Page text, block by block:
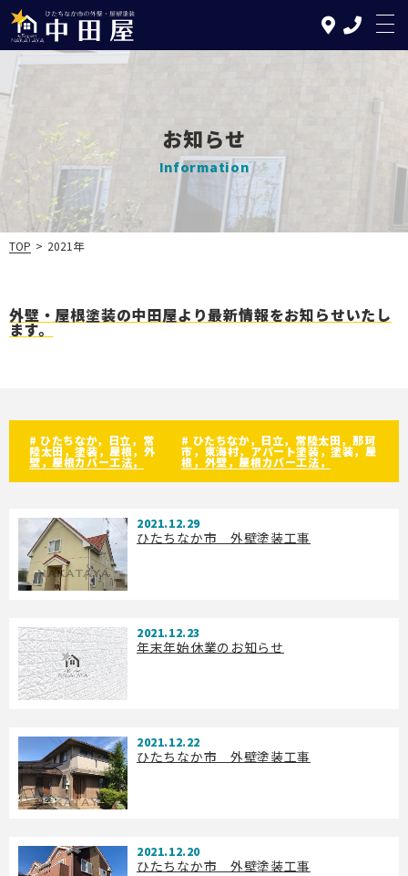
中田屋の特徴
施工の流れ
お問い合わせ
お知らせ
Information
TOP > 2021年
外壁・屋根塗装の中田屋より最新情報をお知らせいたし
ます。
# ひたちなか，日立，常
陸太田，塗装，屋根，外
壁，屋根カバー工法，
# ひたちなか，日立，常陸太田，那珂
市，東海村，アパート塗装，塗装，屋
根，外壁，屋根カバー工法，
2021.12.29
ひたちなか市 外壁塗装工事
2021.12.23
年末年始休業のお知らせ
2021.12.22
ひたちなか市 外壁塗装工事
2021.12.20
ひたちなか市 外壁塗装工事